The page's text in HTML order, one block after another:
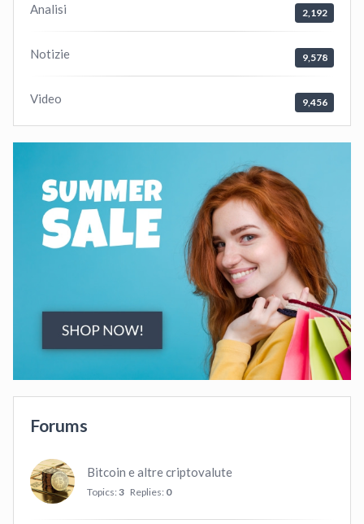
Analisi 2,192
Notizie 9,578
Video 9,456
Forums
Bitcoin e altre criptovalute
Topics: 3 Replies: 0